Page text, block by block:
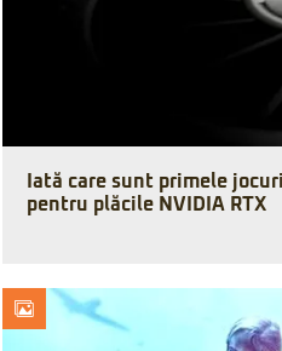
Iată care sunt primele
pentru plăcile NVIDIA RTX